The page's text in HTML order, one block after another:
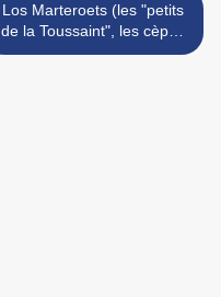
Los Marteroets (les "petits
de la Toussaint", les cèpes
de Bordeaux) >